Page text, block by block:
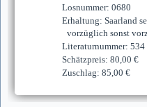
Losnummer: 0680
Erhaltung: Saarland
vorzüglich sonst
Literaturnummer: 534
Schätzpreis: 80,00 €
Zuschlag: 85,00 €